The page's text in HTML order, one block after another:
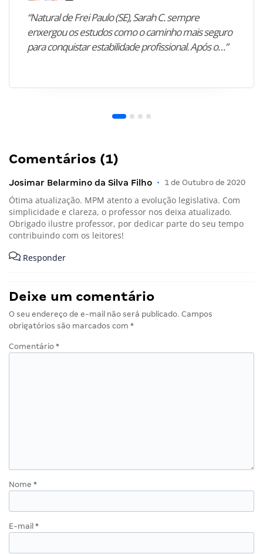
“Natural de Frei Paulo (SE), Sarah C. sempre
enxergou os estudos como o caminho mais seguro
para conquistar estabilidade profissional. Após o…”
Comentários (1)
Josimar Belarmino da Silva Filho • 1 de Outubro de 2020
Ótima atualização. MPM atento a evolução legislativa. Com
simplicidade e clareza, o professor nos deixa atualizado.
Obrigado ilustre professor, por dedicar parte do seu tempo
contribuindo com os leitores!
Responder
Deixe um comentário
O seu endereço de e-mail não será publicado. Campos
obrigatórios são marcados com *
Comentário *
Nome *
E-mail *